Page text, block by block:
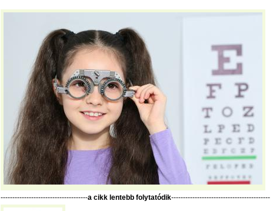
-------------------------------------a cikk lentebb folytatódik------------------------------------------